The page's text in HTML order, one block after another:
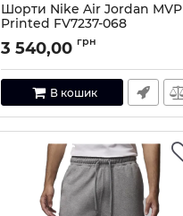
Шорти Nike Air Jordan MVP
Printed FV7237-068
Артикул: FV7237-068-S
3 540,00 грн
В кошик